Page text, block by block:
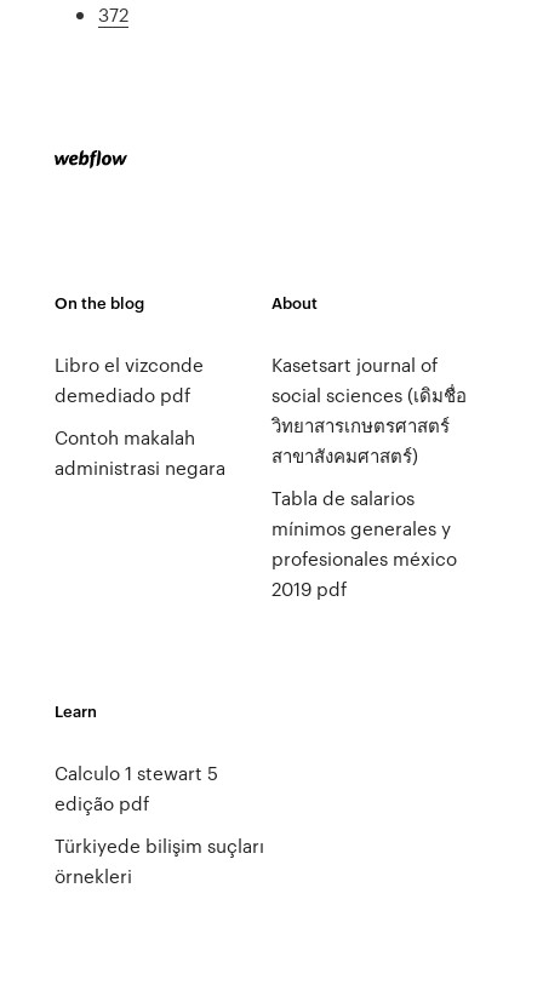
372
On the blog
Libro el vizconde
demediado pdf
Contoh makalah
administrasi negara
About
Kasetsart journal of
social sciences (เดิมชื่อ
วิทยาสารเกษตรศาสตร์
สาขาสังคมศาสตร์)
Tabla de salarios
mínimos generales y
profesionales méxico
2019 pdf
Learn
Calculo 1 stewart 5
edição pdf
Türkiyede bilişim suçları
örnekleri